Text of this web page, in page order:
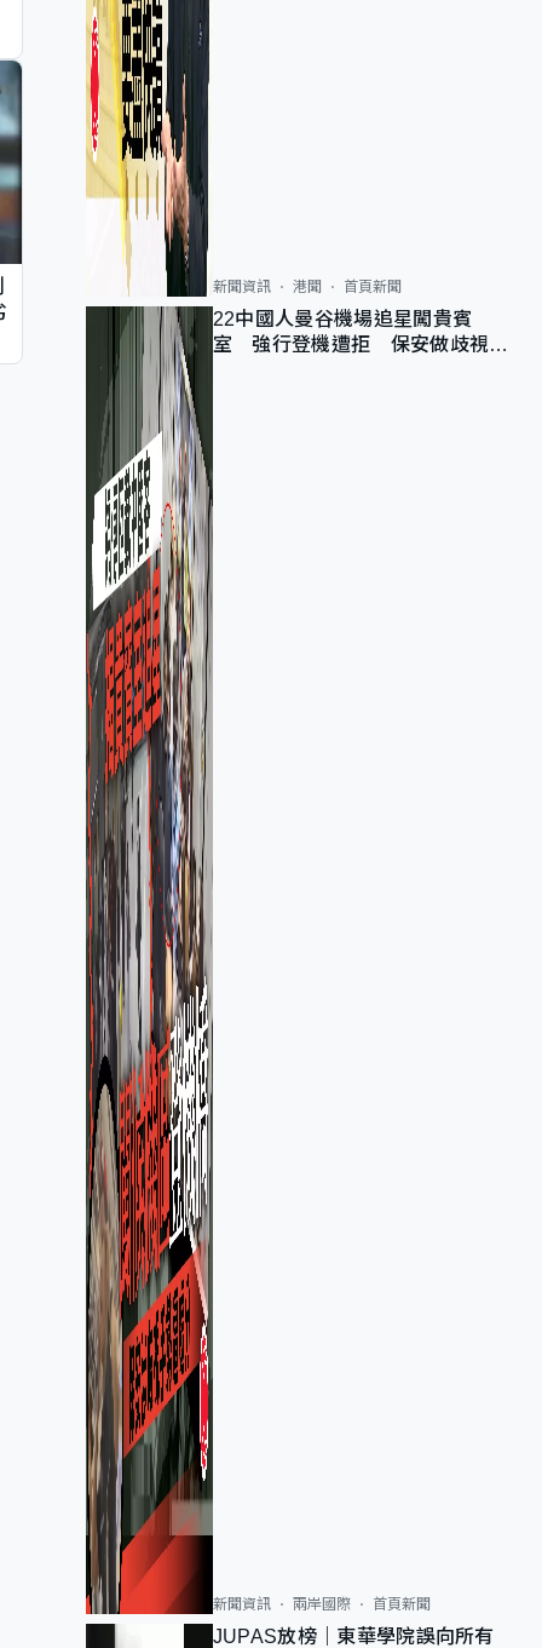
新聞資訊 港聞 首頁新聞
22中國人曼谷機場追星闖貴賓
室 強行登機遭拒 保安做歧視手
新聞資訊 兩岸國際 首頁新聞
JUPAS放榜｜東華學院誤向所有